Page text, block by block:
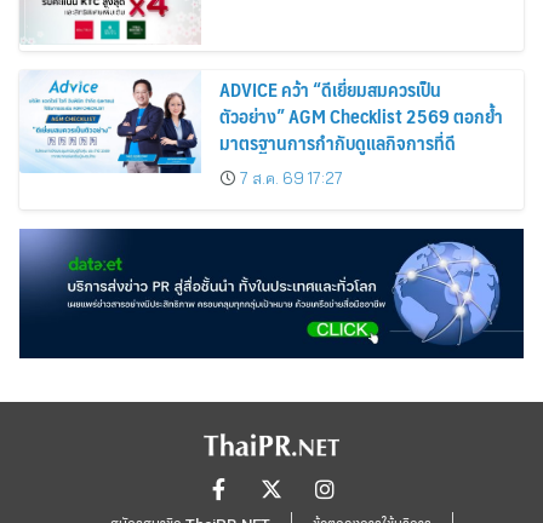
ADVICE คว้า “ดีเยี่ยมสมควรเป็น
ตัวอย่าง” AGM Checklist 2569 ตอกย้ำ
มาตรฐานการกำกับดูแลกิจการที่ดี
7 ส.ค. 69 17:27